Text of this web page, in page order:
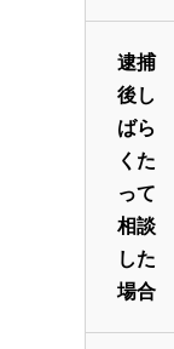
逮捕
後し
ばら
くた
って
相談
した
場合